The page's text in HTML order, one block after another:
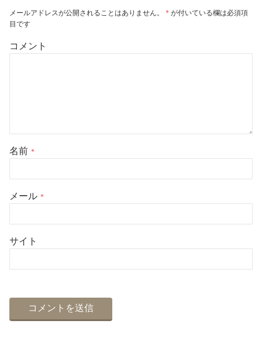
メールアドレスが公開されることはありません。 * が付いている欄は必須項
目です
コメント
名前 *
メール *
サイト